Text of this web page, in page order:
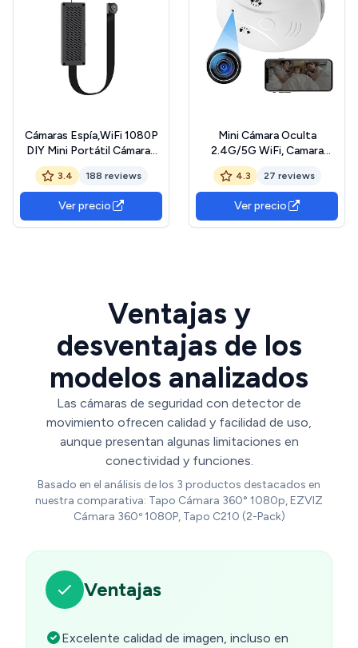
Cámaras Espía,WiFi 1080P
DIY Mini Portátil Cámaras
Oculta IP Vigilancia Portátil
Secreta Compacta con
Detector de Movimiento
WLAN Camaras de
Seguridad Pequeña
3.4 188 reviews
Ver precio
Mini Cámara Oculta
2.4G/5G WiFi, Camara
Espias Detector de Humo
HD 1080P, Grabadora de
Vigilancia Inalámbrica con IR
Visión Nocturna Detección
de Movimiento
4.3 27 reviews
Ver precio
Ventajas y
desventajas de los
modelos analizados
Las cámaras de seguridad con detector de
movimiento ofrecen calidad y facilidad de uso,
aunque presentan algunas limitaciones en
conectividad y funciones.
Basado en el análisis de los 3 productos destacados en
nuestra comparativa: Tapo Cámara 360° 1080p, EZVIZ
Cámara 360º 1080P, Tapo C210 (2-Pack)
Ventajas
Excelente calidad de imagen, incluso en